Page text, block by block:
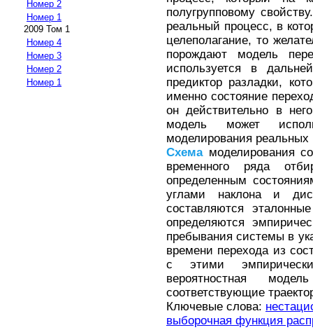
Номер 2
Номер 1
2009 Том 1
Номер 4
Номер 3
Номер 2
Номер 1
полугрупповому
реальный процесс, в
целеполагание, то
порождают модель
используется в
предиктор разладки,
именно состояние
он действительно в
модель может
моделирования
Схемамоделирования
временного ряда
определенным
углами наклона и
составляются
определяются
пребывания системы в
времени перехода из
с этими
вероятностная
соответствующие
Ключевые слова:
выборочная функция